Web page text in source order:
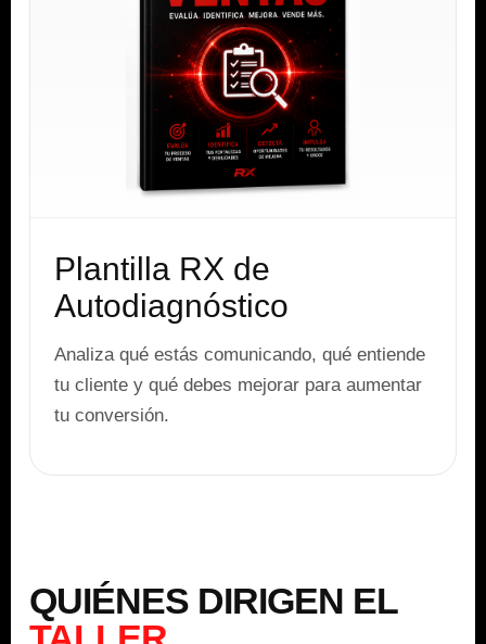
Plantilla RX de
Autodiagnóstico
Analiza qué estás comunicando, qué entiende
tu cliente y qué debes mejorar para aumentar
tu conversión.
QUIÉNES DIRIGEN EL